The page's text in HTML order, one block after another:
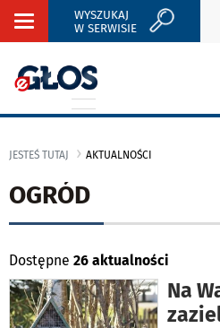
Rozwiń
WYSZUKAJ
W SERWISIE
JESTEŚ TUTAJ AKTUALNOŚCI
OGRÓD
Dostępne 26 aktualności
Na